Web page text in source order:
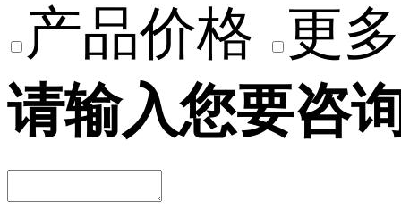
产品价格 更
请输入您要咨